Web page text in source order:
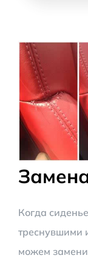
Когда
треснувшими
можем